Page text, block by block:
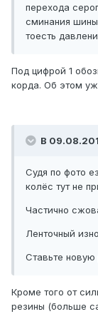
перехода
сминания
тоесть
Под цифрой 1
корда. Об этом
В
Судя по фото
колёс тут не
Частично
Ленточный
Ставьте
Кроме того от
резины (больше